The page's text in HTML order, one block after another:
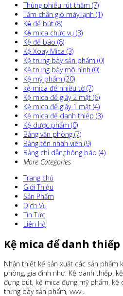
Thùng phiếu rút thăm (7)
Tấm chắn gió máy lạnh (1)
Kệ để bút (8)
Kệ mica chức vụ (3)
Kệ để báo (8)
Kệ Xoay Mica (3)
Kệ trưng bày sản phẩm (0)
Kệ trưng bày mô hình (0)
Kệ mỹ phẩm (20)
kệ mica để nhiều tờ (7)
Kệ mica để giấy 2 mặt (6)
Kệ mica để giấy 1 mặt (4)
Kệ mica để danh thiếp (3)
Kệ dược phẩm (0)
Bảng văn phòng (7)
Bảng tên nhân viên (9)
Bảng chỉ dẫn,thông báo (4)
More Categories
Trang chủ
Giới Thiệu
Sản Phẩm
Dịch Vụ
Tin Tức
Liên hệ
Kệ mica để danh thiếp
Nhận thiết kế sản xuất các sản phẩm
phòng, gia đình như: Kệ danh thiếp,
đựng bút, kệ mica đựng mỹ phẩm, kệ
trưng bày sản phẩm, vvvv...